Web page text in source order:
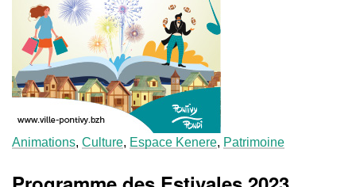
Animations, Culture, Espace Kenere, Patrimoine